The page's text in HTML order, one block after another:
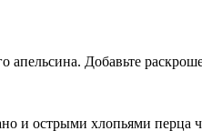
апельсина. Добавьте
и острыми хлопьями перца